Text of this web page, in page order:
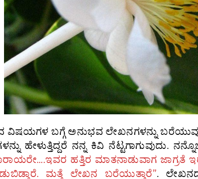
ಬಗ್ಗೆ ಅನುಭವ ಲೇಖನಗಳನ್ನು
ಹೇಳುತ್ತಿದ್ದರೆ ನನ್ನ ಕಿವಿ ನೆಟ್ಟಗಾಗುವುದು.
ಹತ್ತಿರ ಮಾತನಾಡುವಾಗ ಜಾಗ್ರತೆ‌
ಮತ್ತೆ ಲೇಖನ ಬರೆಯುತ್ತಾರೆ”.